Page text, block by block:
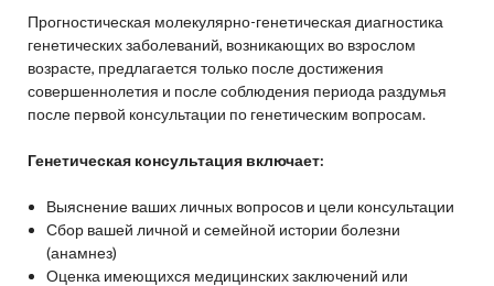
Прогностическая молекулярно-генетическая диагностика
генетических заболеваний, возникающих во взрослом
возрасте, предлагается только после достижения
совершеннолетия и после соблюдения периода раздумья
после первой консультации по генетическим вопросам.
Генетическая консультация включает:
Выяснение ваших личных вопросов и цели консультации
Сбор вашей личной и семейной истории болезни
(анамнез)
Оценка имеющихся медицинских заключений или